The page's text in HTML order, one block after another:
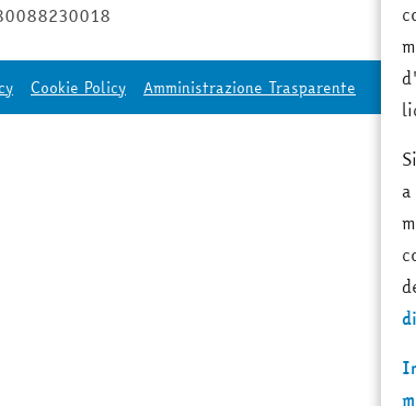
Cookie Policy Amministrazione Trasparente